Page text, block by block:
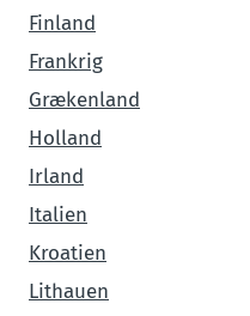
Finland
Frankrig
Grækenland
Holland
Irland
Italien
Kroatien
Lithauen